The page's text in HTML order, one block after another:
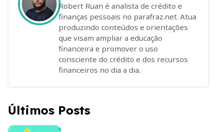
Robert Ruan é analista de crédito e
finanças pessoais no parafraz.net. Atua
produzindo conteúdos e orientações
que visam ampliar a educação
financeira e promover o uso
consciente do crédito e dos recursos
financeiros no dia a dia.
Últimos Posts